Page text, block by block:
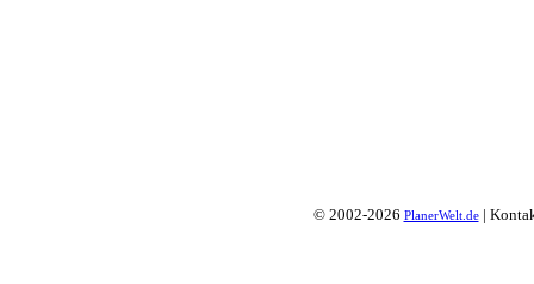
© 2002-2026 PlanerWelt.de|